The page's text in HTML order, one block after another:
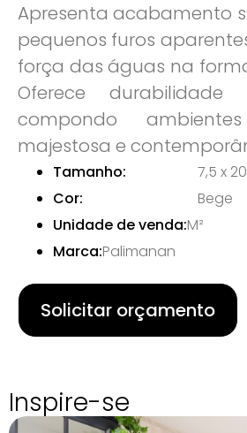
Tamanho:
7,5 x
Cor:
Bege
Unidade de venda:M²
Marca:Palimanan
Solicitar orçamento
Apresenta acabamento
pequenos furos
força das águas na
Oferece durabilidade
compondo
majestosa e
Inspire-se